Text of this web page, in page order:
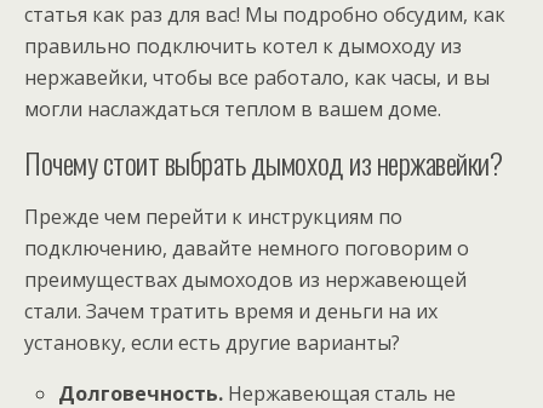
статья как раз для вас! Мы подробно обсудим, как
правильно подключить котел к дымоходу из
нержавейки, чтобы все работало, как часы, и вы
могли наслаждаться теплом в вашем доме.
Почему стоит выбрать дымоход из нержавейки?
Прежде чем перейти к инструкциям по
подключению, давайте немного поговорим о
преимуществах дымоходов из нержавеющей
стали. Зачем тратить время и деньги на их
установку, если есть другие варианты?
Долговечность. Нержавеющая сталь не